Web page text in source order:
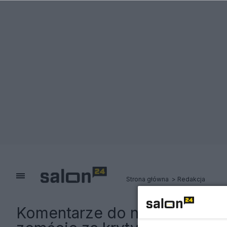
Strona główna Redakcja
Komentarze do notki: